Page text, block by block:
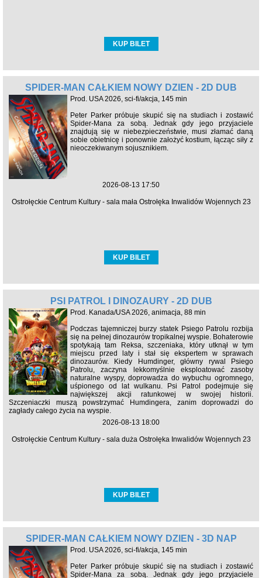
KUP BILET
SPIDER-MAN CAŁKIEM NOWY DZIEŃ - 2D DUB
Prod. USA 2026, sci-fi/akcja, 145 min
Peter Parker próbuje skupić się na studiach i zostawić
Spider-Mana za sobą. Jednak gdy jego przyjaciele
znajdują się w niebezpieczeństwie, musi złamać daną
sobie obietnicę i ponownie założyć kostium, łącząc siły z
nieoczekiwanym sojusznikiem.
2026-08-13 17:50
Ostrołęckie Centrum Kultury - sala mała Ostrołęka Inwalidów Wojennych 23
KUP BILET
PSI PATROL I DINOZAURY - 2D DUB
Prod. Kanada/USA 2026, animacja, 88 min
Podczas tajemniczej burzy statek Psiego Patrolu rozbija
się na pełnej dinozaurów tropikalnej wyspie. Bohaterowie
spotykają tam Reksa, szczeniaka, który utknął w tym
miejscu przed laty i stał się ekspertem w sprawach
dinozaurów. Kiedy Humdinger, główny rywal Psiego
Patrolu, zaczyna lekkomyślnie eksploatować zasoby
naturalne wyspy, doprowadza do wybuchu ogromnego,
uśpionego od lat wulkanu. Psi Patrol podejmuje się
największej akcji ratunkowej w swojej historii.
Szczeniaczki muszą powstrzymać Humdingera, zanim doprowadzi do
zagłady całego życia na wyspie.
2026-08-13 18:00
Ostrołęckie Centrum Kultury - sala duża Ostrołęka Inwalidów Wojennych 23
KUP BILET
SPIDER-MAN CAŁKIEM NOWY DZIEŃ - 3D NAP
Prod. USA 2026, sci-fi/akcja, 145 min
Peter Parker próbuje skupić się na studiach i zostawić
Spider-Mana za sobą. Jednak gdy jego przyjaciele